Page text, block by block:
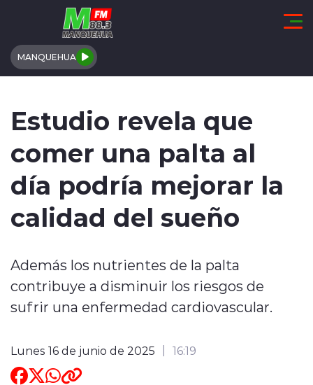
Click acá para ir directamente al contenido
MANQUEHUA
ACTUALIDAD
DEPORTES
INTERNACIONAL
Estudio revela que
comer una palta al
día podría mejorar la
calidad del sueño
Además los nutrientes de la palta
contribuye a disminuir los riesgos de
sufrir una enfermedad cardiovascular.
Lunes 16 de junio de 2025 16:19